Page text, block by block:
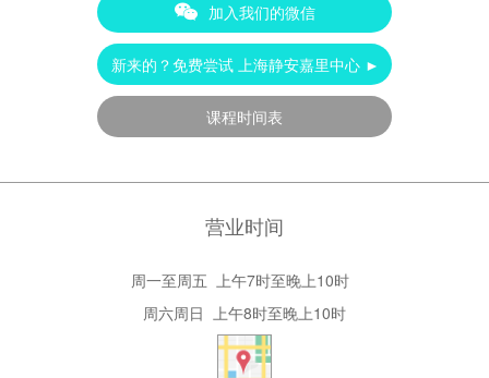
加入我们的微信
新来的？免费尝试 上海静安嘉里中心 ►
课程时间表
营业时间
周一至周五 上午7时至晚上10时
周六周日 上午8时至晚上10时